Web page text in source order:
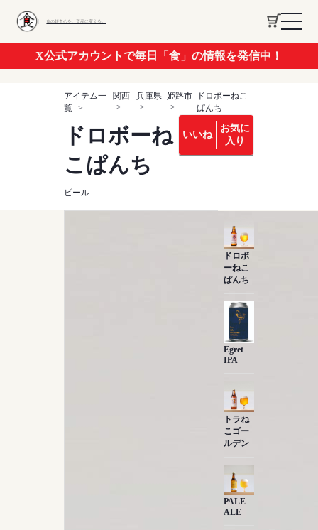
食の好奇心を、資産に変える。
X公式アカウントで毎日「食」の情報を発信中！
アイテム一
覧
関西 兵庫県 姫路市
ドロボーねこ
ぱんち
ドロボーね
こぱんち
ビール
いいね
お気に
入り
ドロボ
ーねこ
ぱんち
Egret
IPA
トラね
こゴー
ルデン
PALE
ALE